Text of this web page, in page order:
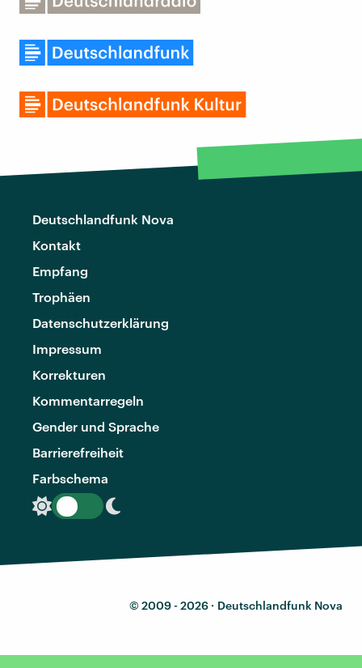
Deutschlandfunk Nova
Kontakt
Empfang
Trophäen
Datenschutzerklärung
Impressum
Korrekturen
Kommentarregeln
Gender und Sprache
Barrierefreiheit
Farbschema
© 2009 - 2026 · Deutschlandfunk Nova